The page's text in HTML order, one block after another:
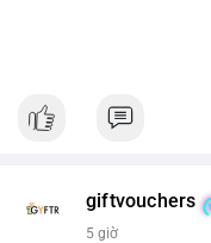
giftvouchers
5 giờ